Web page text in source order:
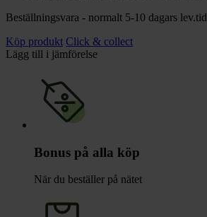
Beställningsvara - normalt 5-10 dagars lev.tid
Köp produkt Click & collect
Lägg till i jämförelse
Bonus på alla köp
När du beställer på nätet